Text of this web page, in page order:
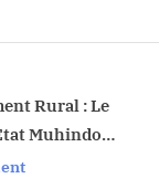
Rural : Le
Muhindo
Sunzu de PRISE